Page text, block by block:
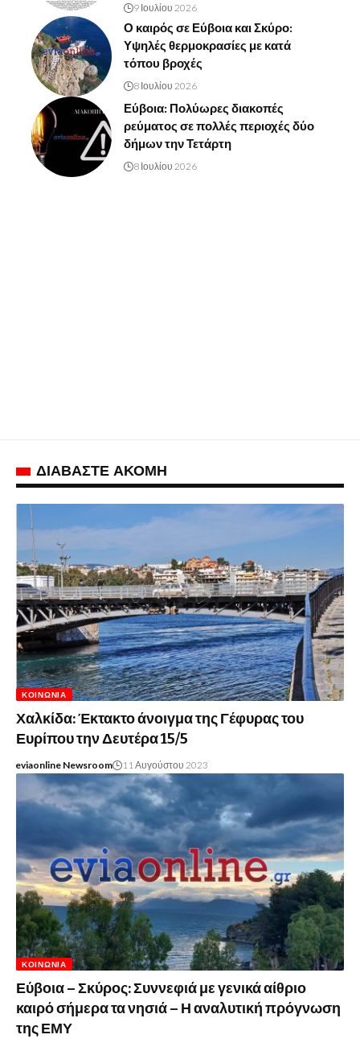
9 Ιουλίου 2026
Ο καιρός σε Εύβοια και Σκύρο:
Υψηλές θερμοκρασίες με κατά
τόπου βροχές
8 Ιουλίου 2026
Εύβοια: Πολύωρες διακοπές
ρεύματος σε πολλές περιοχές δύο
δήμων την Τετάρτη
8 Ιουλίου 2026
ΔΙΑΒΑΣΤΕ ΑΚΟΜΗ
ΚΟΙΝΩΝΊΑ
Χαλκίδα: Έκτακτο άνοιγμα της Γέφυρας του
Ευρίπου την Δευτέρα 15/5
eviaonline Newsroom 11 Αυγούστου 2023
ΚΟΙΝΩΝΊΑ
Εύβοια – Σκύρος: Συννεφιά με γενικά αίθριο
καιρό σήμερα τα νησιά – Η αναλυτική πρόγνωση
της ΕΜΥ